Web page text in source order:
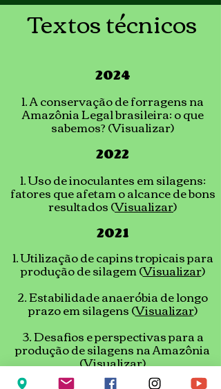
Textos técnicos
2024
1. A conservação de forragens na
Amazônia Legal brasileira: o que
sabemos? (Visualizar)
2022
1. Uso de inoculantes em silagens:
fatores que afetam o alcance de bons
resultados (Visualizar)
2021
1. Utilização de capins tropicais para
produção de silagem (Visualizar)
2. Estabilidade anaeróbia de longo
prazo em silagens (Visualizar)
3. Desafios e perspectivas para a
produção de silagens na Amazônia
(Visualizar)